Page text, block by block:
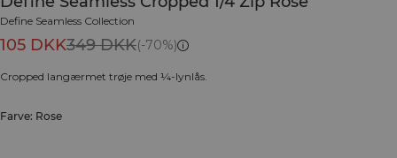
Define Seamless Collection
105 DKK349 DKK(-70%)
Cropped langærmet trøje med ¼-lynlås.
Farve: Rose